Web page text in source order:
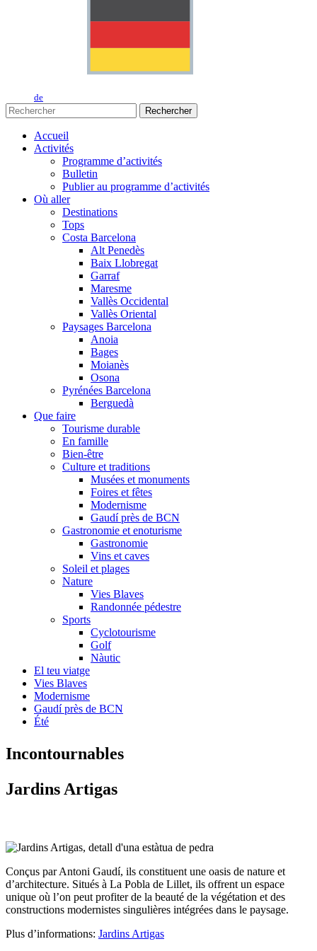
de
Rechercher
Accueil
Activités
Programme d’activités
Bulletin
Publier au programme d’activités
Où aller
Destinations
Tops
Costa Barcelona
Alt Penedès
Baix Llobregat
Garraf
Maresme
Vallès Occidental
Vallès Oriental
Paysages Barcelona
Anoia
Bages
Moianès
Osona
Pyrénées Barcelona
Berguedà
Que faire
Tourisme durable
En famille
Bien-être
Culture et traditions
Musées et monuments
Foires et fêtes
Modernisme
Gaudí près de BCN
Gastronomie et enoturisme
Gastronomie
Vins et caves
Soleil et plages
Nature
Vies Blaves
Randonnée pédestre
Sports
Cyclotourisme
Golf
Nàutic
El teu viatge
Vies Blaves
Modernisme
Gaudí près de BCN
Été
Incontournables
Jardins Artigas
Conçus par Antoni Gaudí, ils constituent une oasis de nature et
d’architecture. Situés à La Pobla de Lillet, ils offrent un espace
unique où l’on peut profiter de la beauté de la végétation et des
constructions modernistes singulières intégrées dans le paysage.
Plus d’informations: Jardins Artigas